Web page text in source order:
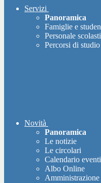
Servizi
Panoramica
Famiglie e
Personale
Percorsi di studio
Novità
Panoramica
Le notizie
Le circolari
Calendario eventi
Albo Online
Amministrazione